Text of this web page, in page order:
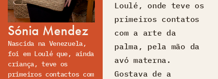
Sónia Mendez
Nascida na Venezuela,
foi em Loulé que, ainda
criança, teve os
primeiros contactos com
Loulé, onde teve os
primeiros contatos
com a arte da
palma, pela mão da
avó materna.
Gostava de a